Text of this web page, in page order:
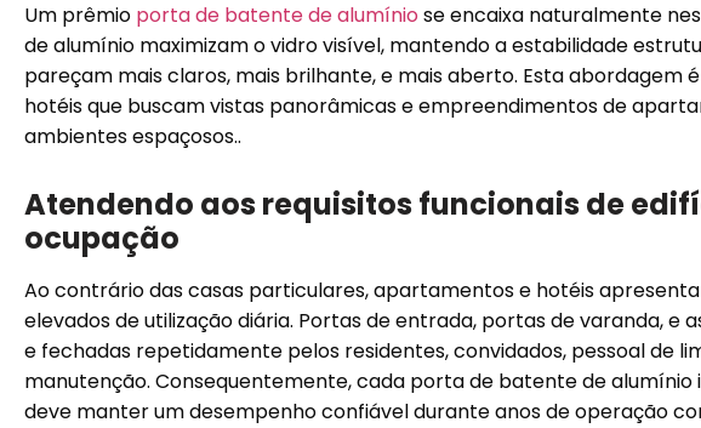
Um prêmio porta de batente de alumínio se encaixa naturalmente
de alumínio maximizam o vidro visível, mantendo a estabilidade
pareçam mais claros, mais brilhante, e mais aberto. Esta abordagem
hotéis que buscam vistas panorâmicas e empreendimentos de
ambientes espaçosos..
Atendendo aos requisitos funcionais de
ocupação
Ao contrário das casas particulares, apartamentos e hotéis
elevados de utilização diária. Portas de entrada, portas de varanda, e
e fechadas repetidamente pelos residentes, convidados, pessoal de
manutenção. Consequentemente, cada porta de batente de alumínio
deve manter um desempenho confiável durante anos de operação